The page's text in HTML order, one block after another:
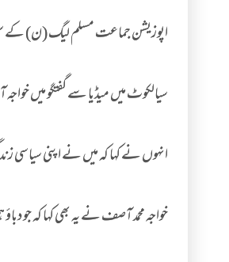
اپوزیشن جماعت مسلم لیگ (ن) کے
سیالکوٹ میں میڈیا سے گفتگو میں خواجہ آصف نے کہا کہ
انہوں نے کہا کہ میں نے اپنی سیاسی
خواجہ محمد آصف نے یہ بھی کہا کہ جو